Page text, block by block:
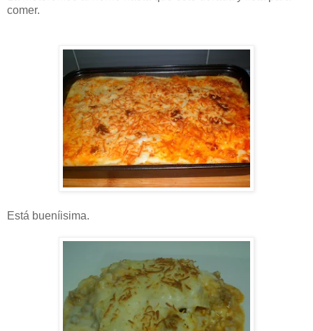
comer.
Está bueníisima.